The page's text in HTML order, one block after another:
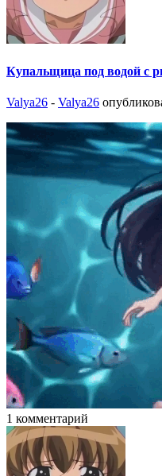
Купальщица под водой с
Valya26 - Valya26
1 комментарий